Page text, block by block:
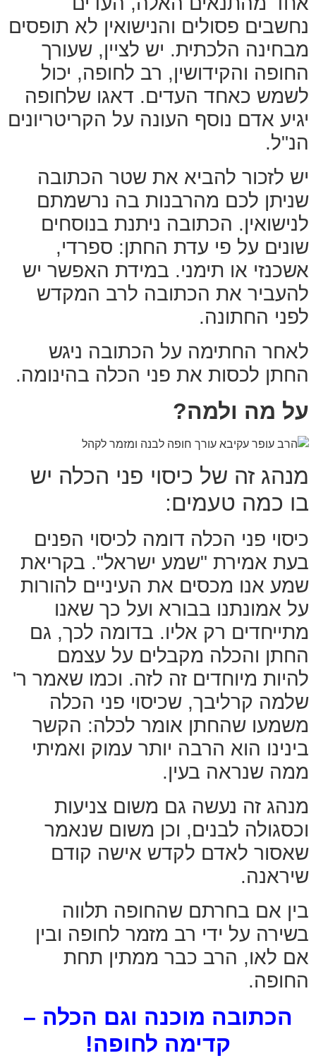
נחשבים פסולים והנישואין לא תופסים
מבחינה הלכתית. יש לציין, שעורך
החופה והקידושין, רב לחופה, יכול
לשמש כאחד העדים. דאגו שלחופה
יגיע אדם נוסף העונה על הקריטריונים
הנ"ל.
יש לזכור להביא את שטר הכתובה
שניתן לכם מהרבנות בה נרשמתם
לנישואין. הכתובה ניתנת בנוסחים
שונים על פי עדת החתן: ספרדי,
אשכנזי או תימני. במידת האפשר יש
להעביר את הכתובה לרב המקדש
לפני החתונה.
לאחר החתימה על הכתובה ניגש
החתן לכסות את פני הכלה בהינומה.
על מה ולמה?
מנהג זה של כיסוי פני הכלה יש
בו כמה טעמים:
כיסוי פני הכלה דומה לכיסוי הפנים
בעת אמירת "שמע ישראל". בקריאת
שמע אנו מכסים את העיניים להורות
על אמונתנו בבורא ועל כך שאנו
מתייחדים רק אליו. בדומה לכך, גם
החתן והכלה מקבלים על עצמם
להיות מיוחדים זה לזה. וכמו שאמר ר'
שלמה קרליבך, שכיסוי פני הכלה
משמעו שהחתן אומר לכלה: הקשר
בינינו הוא הרבה יותר עמוק ואמיתי
ממה שנראה בעין.
מנהג זה נעשה גם משום צניעות
וכסגולה לבנים, וכן משום שנאמר
שאסור לאדם לקדש אישה קודם
שיראנה.
בין אם בחרתם שהחופה תלווה
בשירה על ידי רב מזמר לחופה ובין
אם לאו, הרב כבר ממתין תחת
החופה.
הכתובה מוכנה וגם הכלה –
קדימה לחופה!